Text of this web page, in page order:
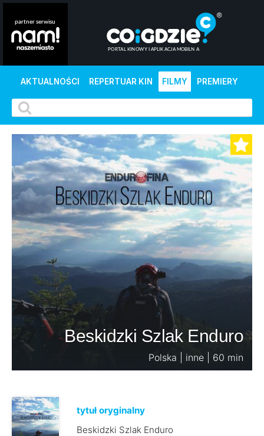
AKTUALNOŚCI REPERTUAR KIN FILMY PREMIERY
Beskidzki Szlak Enduro
Polska | inne | 60 min
tytuł oryginalny
Beskidzki Szlak Enduro